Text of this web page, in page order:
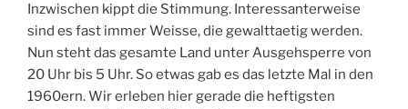
Inzwischen kippt die Stimmung. Interessanterweise
sind es fast immer Weisse, die gewalttaetig werden.
Nun steht das gesamte Land unter Ausgehsperre von
20 Uhr bis 5 Uhr. So etwas gab es das letzte Mal in den
1960ern. Wir erleben hier gerade die heftigsten